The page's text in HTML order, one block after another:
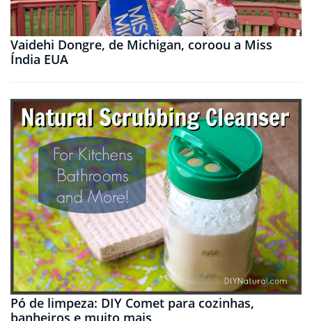
Vaidehi Dongre, de Michigan, coroou a Miss
Índia EUA
Pó de limpeza: DIY Comet para cozinhas,